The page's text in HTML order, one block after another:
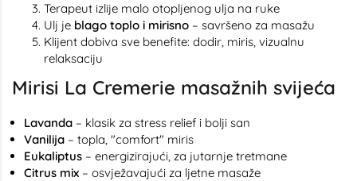
Terapeut izlije malo otopljenog ulja na ruke
Ulj je blago toplo i mirisno – savršeno za masažu
Klijent dobiva sve benefite: dodir, miris, vizualnu
relaksaciju
Mirisi La Cremerie masažnih svijeća
Lavanda – klasik za stress relief i bolji san
Vanilija – topla, "comfort" miris
Eukaliptus – energizirajući, za jutarnje tretmane
Citrus mix – osvježavajući za ljetne masaže